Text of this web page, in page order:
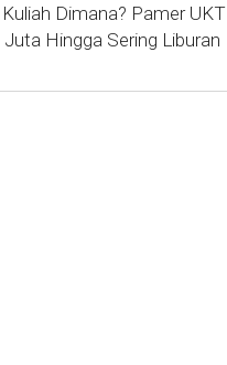
Dimana? Pamer UKT
Hingga Sering Liburan